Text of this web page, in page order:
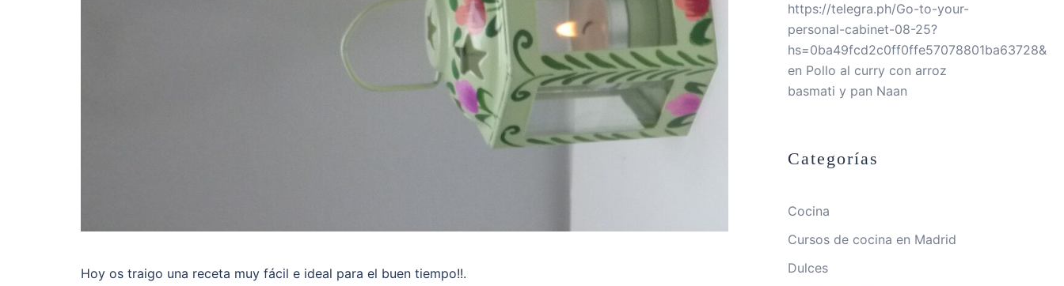
Hoy os traigo una receta muy fácil e ideal para el buen tiempo!!.
https://telegra.ph/Go-to-your-
personal-cabinet-08-25?
hs=0ba49fcd2c0ff0ffe57078801ba63728&
en Pollo al curry con arroz
basmati y pan Naan
Categorías
Cocina
Cursos de cocina en Madrid
Dulces